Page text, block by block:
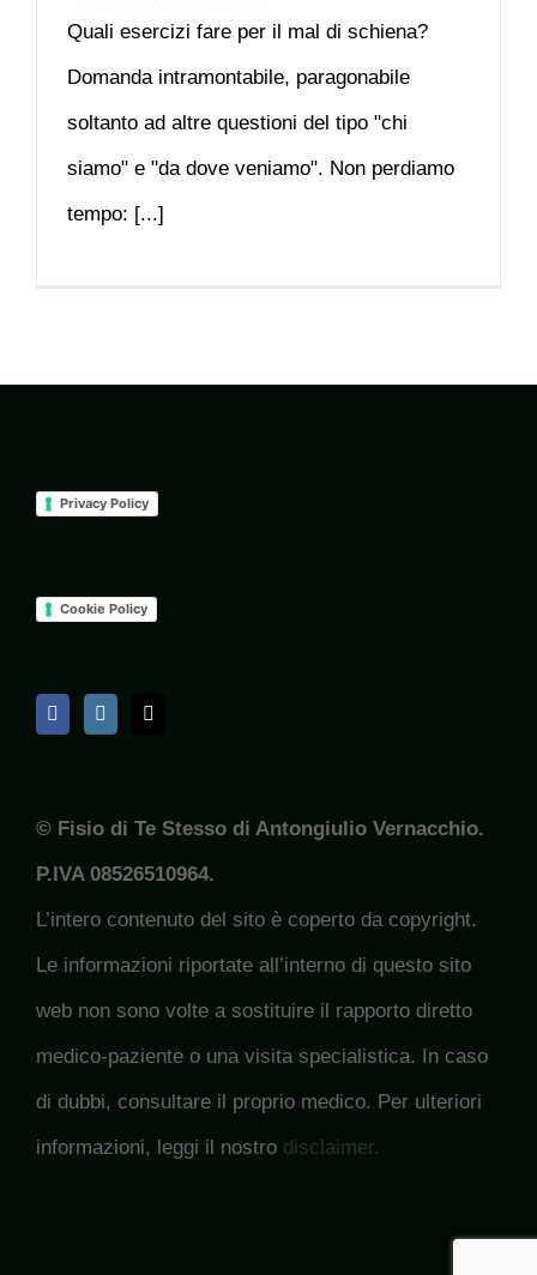
Quali esercizi fare per il mal di schiena?
Domanda intramontabile, paragonabile
soltanto ad altre questioni del tipo "chi
siamo" e "da dove veniamo". Non perdiamo
tempo: [...]
Privacy Policy
Cookie Policy
© Fisio di Te Stesso di Antongiulio Vernacchio.
P.IVA 08526510964.
L’intero contenuto del sito è coperto da copyright.
Le informazioni riportate all’interno di questo sito
web non sono volte a sostituire il rapporto diretto
medico-paziente o una visita specialistica. In caso
di dubbi, consultare il proprio medico. Per ulteriori
informazioni, leggi il nostro disclaimer.